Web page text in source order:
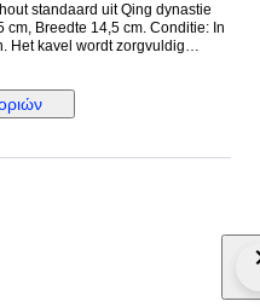
standaard uit Qing dynastie